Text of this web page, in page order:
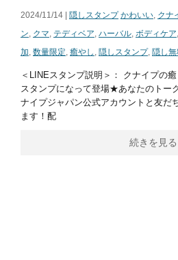
2024/11/14 | 隠しスタンプ かわいい, クナ
ン, クマ, テディベア, ハーバル, ボディケア,
加, 数量限定, 癒やし , 隠しスタンプ, 隠し
＜LINEスタンプ説明＞： クナイプの
スタンプになって登場★あなたのトー
ナイプジャパン公式アカウントと友だ
ます！配
続きを見る